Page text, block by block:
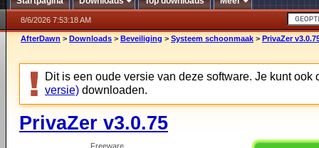
8/6/2026 7:53:18 AM
AfterDawn > Downloads > Beveiliging > Systeem schoonmaak > PrivaZer
Dit is een oude versie van deze software. Je kunt ook
versie) downloaden.
PrivaZer v3.0.75
Freeware